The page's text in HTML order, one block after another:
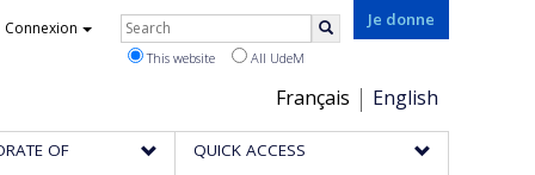
Je donne
Choix
de
la
Français English
Connexion Rechercher
This website All UdeM
OF QUICK ACCESS